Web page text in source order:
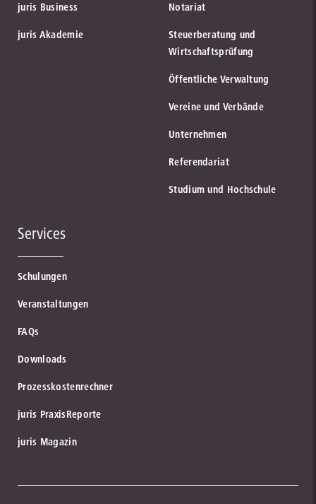
juris Business
juris Akademie
Notariat
Steuerberatung und
Wirtschaftsprüfung
Öffentliche Verwaltung
Vereine und Verbände
Unternehmen
Referendariat
Studium und Hochschule
Services
Schulungen
Veranstaltungen
FAQs
Downloads
Prozesskostenrechner
juris PraxisReporte
juris Magazin